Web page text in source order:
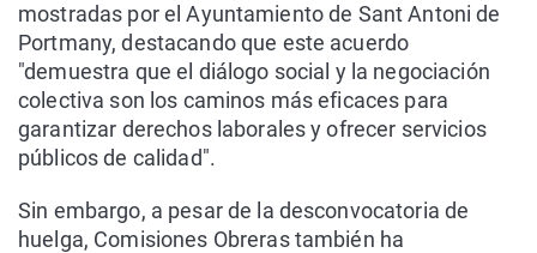
mostradas por el Ayuntamiento de Sant Antoni de
Portmany, destacando que este acuerdo
"demuestra que el diálogo social y la negociación
colectiva son los caminos más eficaces para
garantizar derechos laborales y ofrecer servicios
públicos de calidad".
Sin embargo, a pesar de la desconvocatoria de
huelga, Comisiones Obreras también ha